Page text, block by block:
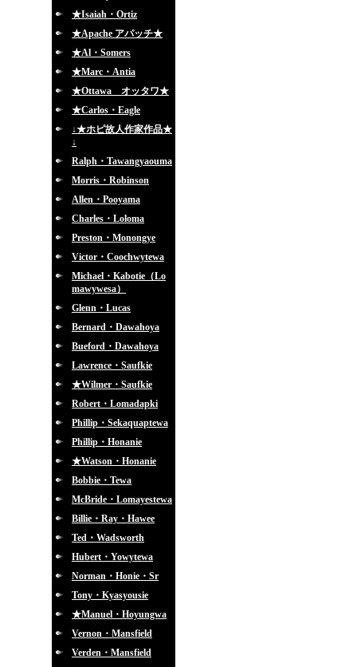
★Isaiah・Ortiz
★Apache アパッチ★
★Al・Somers
★Marc・Antia
★Ottawa オッタワ★
★Carlos・Eagle
↓★ホピ故人作家作品★
↓
Ralph・Tawangyaouma
Morris・Robinson
Allen・Pooyama
Charles・Loloma
Preston・Monongye
Victor・Coochwytewa
Michael・Kabotie（Lo
mawywesa）
Glenn・Lucas
Bernard・Dawahoya
Bueford・Dawahoya
Lawrence・Saufkie
★Wilmer・Saufkie
Robert・Lomadapki
Phillip・Sekaquaptewa
Phillip・Honanie
★Watson・Honanie
Bobbie・Tewa
McBride・Lomayestewa
Billie・Ray・Hawee
Ted・Wadsworth
Hubert・Yowytewa
Norman・Honie・Sr
Tony・Kyasyousie
★Manuel・Hoyungwa
Vernon・Mansfield
Verden・Mansfield